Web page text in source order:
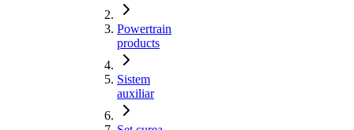
Powertrain
products
Sistem
auxiliar